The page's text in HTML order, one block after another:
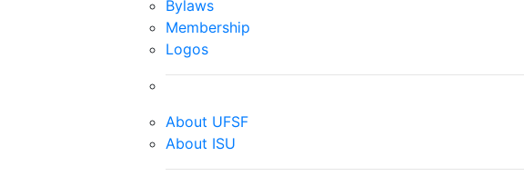
Bylaws
Membership
Logos
About UFSF
About ISU